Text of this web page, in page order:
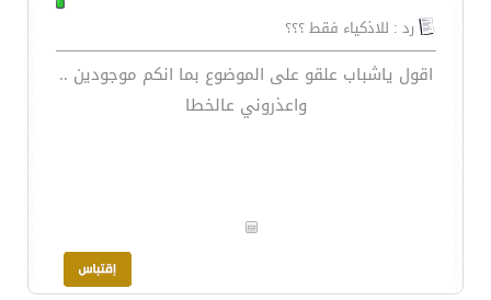
رد : للاذكياء فقط ؟؟؟
اقول ياشباب علقو على الموضوع بما انكم موجودين ..
واعذروني عالخطا